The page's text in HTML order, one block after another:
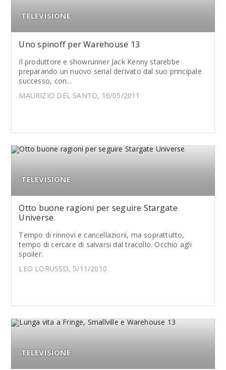
TELEVISIONE
Uno spinoff per Warehouse 13
Il produttore e showrunner Jack Kenny starebbe
preparando un nuovo serial derivato dal suo principale
successo, con...
MAURIZIO DEL SANTO, 16/05/2011
TELEVISIONE
Otto buone ragioni per seguire Stargate
Universe
Tempo di rinnovi e cancellazioni, ma soprattutto,
tempo di cercare di salvarsi dal tracollo. Occhio agli
spoiler.
LEO LORUSSO, 5/11/2010
TELEVISIONE